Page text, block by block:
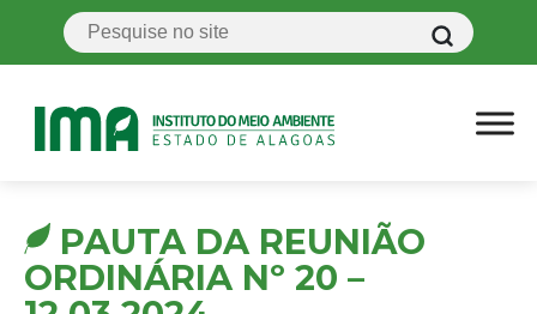
PAUTA DA REUNIÃO
ORDINÁRIA Nº 20 –